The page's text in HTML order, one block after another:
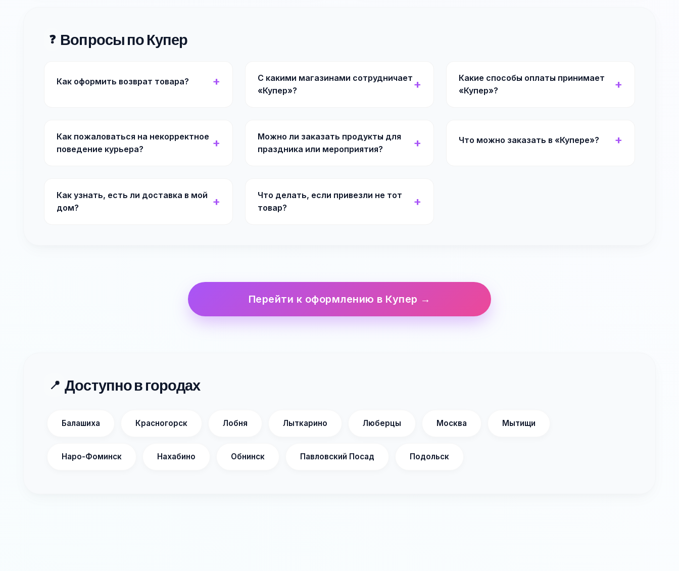
❓ Вопросы по Купер
Как оформить возврат товара?
С какими магазинами сотрудничает
«Купер»?
Какие способы оплаты принимает
«Купер»?
Как пожаловаться на некорректное
поведение курьера?
Можно ли заказать продукты для
праздника или мероприятия?
Что можно заказать в «Купере»?
Как узнать, есть ли доставка в мой
дом?
Что делать, если привезли не тот
товар?
Перейти к оформлению в Купер →
📍 Доступно в городах
Балашиха Красногорск Лобня Лыткарино Люберцы Москва Мытищи
Наро-Фоминск Нахабино Обнинск Павловский Посад Подольск